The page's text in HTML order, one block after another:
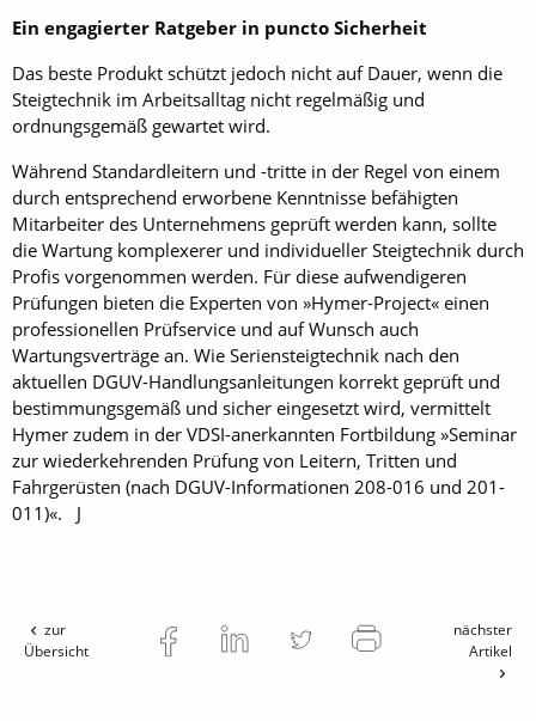
Ein engagierter Ratgeber in puncto Sicherheit
Das beste Produkt schützt jedoch nicht auf Dauer, wenn die
Steigtechnik im Arbeitsalltag nicht regelmäßig und
ordnungsgemäß gewartet wird.
Während Standardleitern und -tritte in der Regel von einem
durch entsprechend erworbene Kenntnisse befähigten
Mitarbeiter des Unternehmens geprüft werden kann, sollte
die Wartung komplexerer und individueller Steigtechnik durch
Profis vorgenommen werden. Für diese aufwendigeren
Prüfungen bieten die Experten von »Hymer-Project« einen
professionellen Prüfservice und auf Wunsch auch
Wartungsverträge an. Wie Seriensteigtechnik nach den
aktuellen DGUV-Handlungsanleitungen korrekt geprüft und
bestimmungsgemäß und sicher eingesetzt wird, vermittelt
Hymer zudem in der VDSI-anerkannten Fortbildung »Seminar
zur wiederkehrenden Prüfung von Leitern, Tritten und
Fahrgerüsten (nach DGUV-Informationen 208-016 und 201-
011)«. J
zur
Übersicht
nächster
Artikel